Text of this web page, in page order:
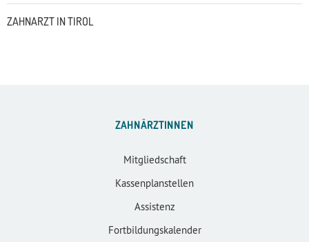
ZAHNARZT IN TIROL
ZAHNÄRZTINNEN
Mitgliedschaft
Kassenplanstellen
Assistenz
Fortbildungskalender